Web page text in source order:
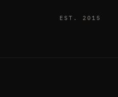
EST. 2015